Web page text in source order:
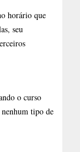
horário que
seu
o curso
tipo de